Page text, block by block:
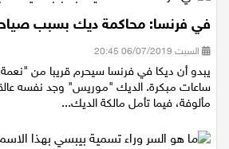
في فرنسا: محاكمة ديك بسبب
السبت 06/07/2019 20:45
يبدو أن ديكا في فرنسا سيحرم قريبا من
ساعات مبكرة. الديك "موريس" وجد نفسه
مألوفة، فيما تأمل مالكة الديك...